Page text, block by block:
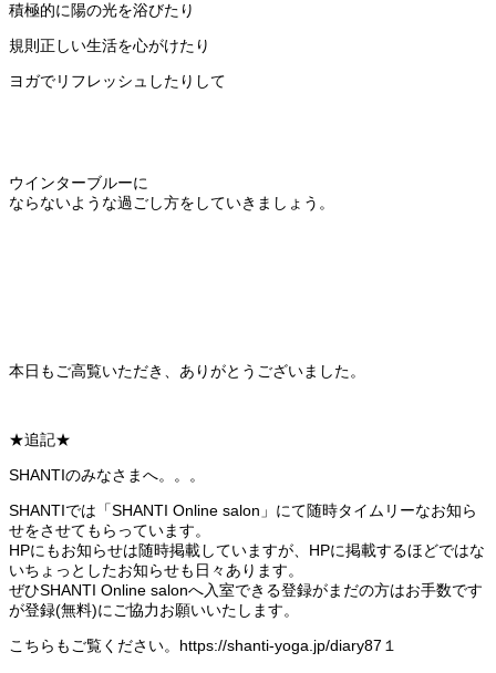
積極的に陽の光を浴びたり
規則正しい生活を心がけたり
ヨガでリフレッシュしたりして
ウインターブルーに
ならないような過ごし方をしていきましょう。
本日もご高覧いただき、ありがとうございました。
★追記★
SHANTIのみなさまへ。。。
SHANTIでは「SHANTI Online salon」にて随時タイムリーなお知ら
せをさせてもらっています。
HPにもお知らせは随時掲載していますが、HPに掲載するほどではな
いちょっとしたお知らせも日々あります。
ぜひSHANTI Online salonへ入室できる登録がまだの方はお手数です
が登録(無料)にご協力お願いいたします。
こちらもご覧ください。https://shanti-yoga.jp/diary87１